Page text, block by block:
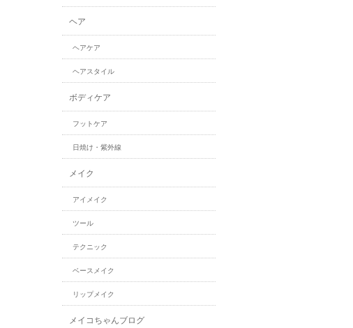
ヘア
ヘアケア
ヘアスタイル
ボディケア
フットケア
日焼け・紫外線
メイク
アイメイク
ツール
テクニック
ベースメイク
リップメイク
メイコちゃんブログ